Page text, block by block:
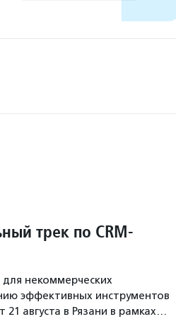
трек по CRM-
некоммерческих
эффективных инструментов
августа в Рязани в рамках…